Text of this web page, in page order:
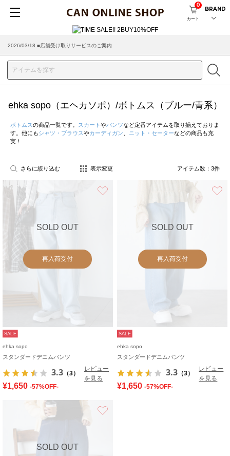
カート
0
BRAND
2026/03/18 ■店舗受け取りサービスのご案内
ehka sopo（エヘカソポ）/ボトムス（ブルー/青系）
ボトムスの商品一覧です。 スカート やパンツなど定番アイテムを取り揃えておりま
す。他にもシャツ・ブラウスやカーディガン ニット・セーターなどの商品も充
実！
さらに絞り込む 表示変更 アイテム数： 3件
SOLD OUT
再入荷受付
SALE
ehka sopo
スタンダードデニムパンツ
3.3 （3）
レビュー
を見る
¥1,650 -57%OFF-
SOLD OUT
再入荷受付
SALE
ehka sopo
スタンダードデニムパンツ
3.3 （3）
レビュー
を見る
¥1,650 -57%OFF-
SOLD OUT